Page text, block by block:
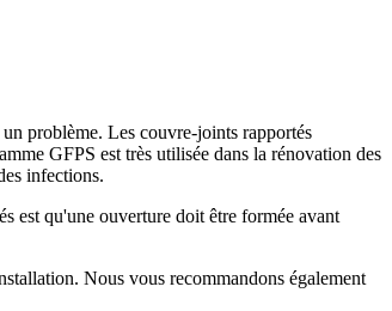
un problème. Les couvre-joints rapportés
GFPS est très utilisée dans la rénovation des
infections.
est qu'une ouverture doit être formée avant
Nous vous recommandons également